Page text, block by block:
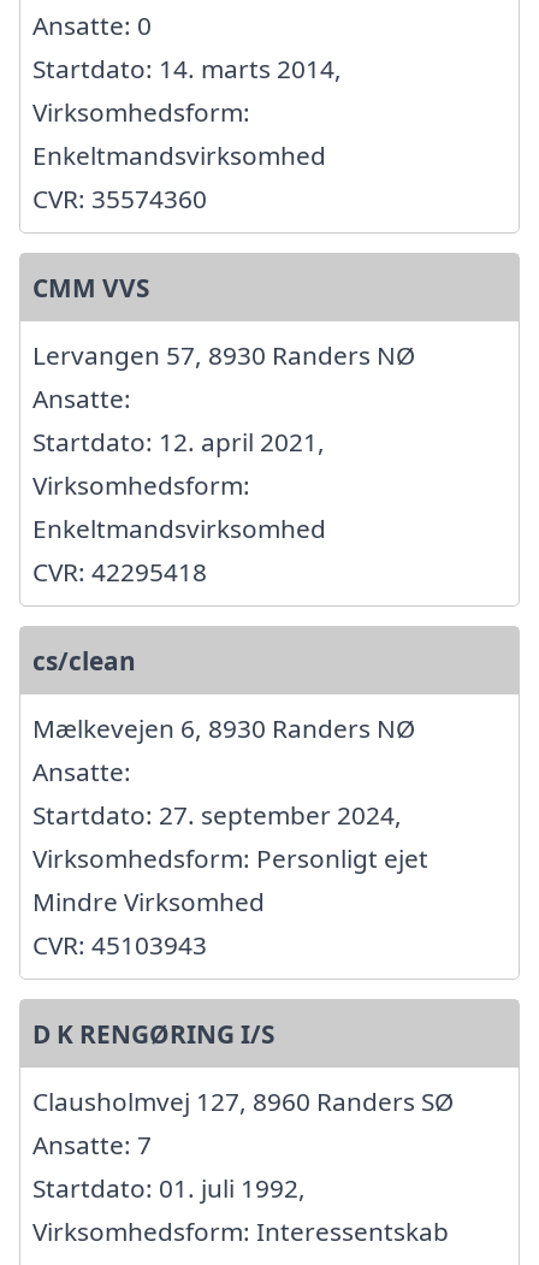
Ansatte: 0
Startdato: 14. marts 2014,
Virksomhedsform:
Enkeltmandsvirksomhed
CVR: 35574360
CMM VVS
Lervangen 57, 8930 Randers NØ
Ansatte:
Startdato: 12. april 2021,
Virksomhedsform:
Enkeltmandsvirksomhed
CVR: 42295418
cs/clean
Mælkevejen 6, 8930 Randers NØ
Ansatte:
Startdato: 27. september 2024,
Virksomhedsform: Personligt ejet
Mindre Virksomhed
CVR: 45103943
D K RENGØRING I/S
Clausholmvej 127, 8960 Randers SØ
Ansatte: 7
Startdato: 01. juli 1992,
Virksomhedsform: Interessentskab